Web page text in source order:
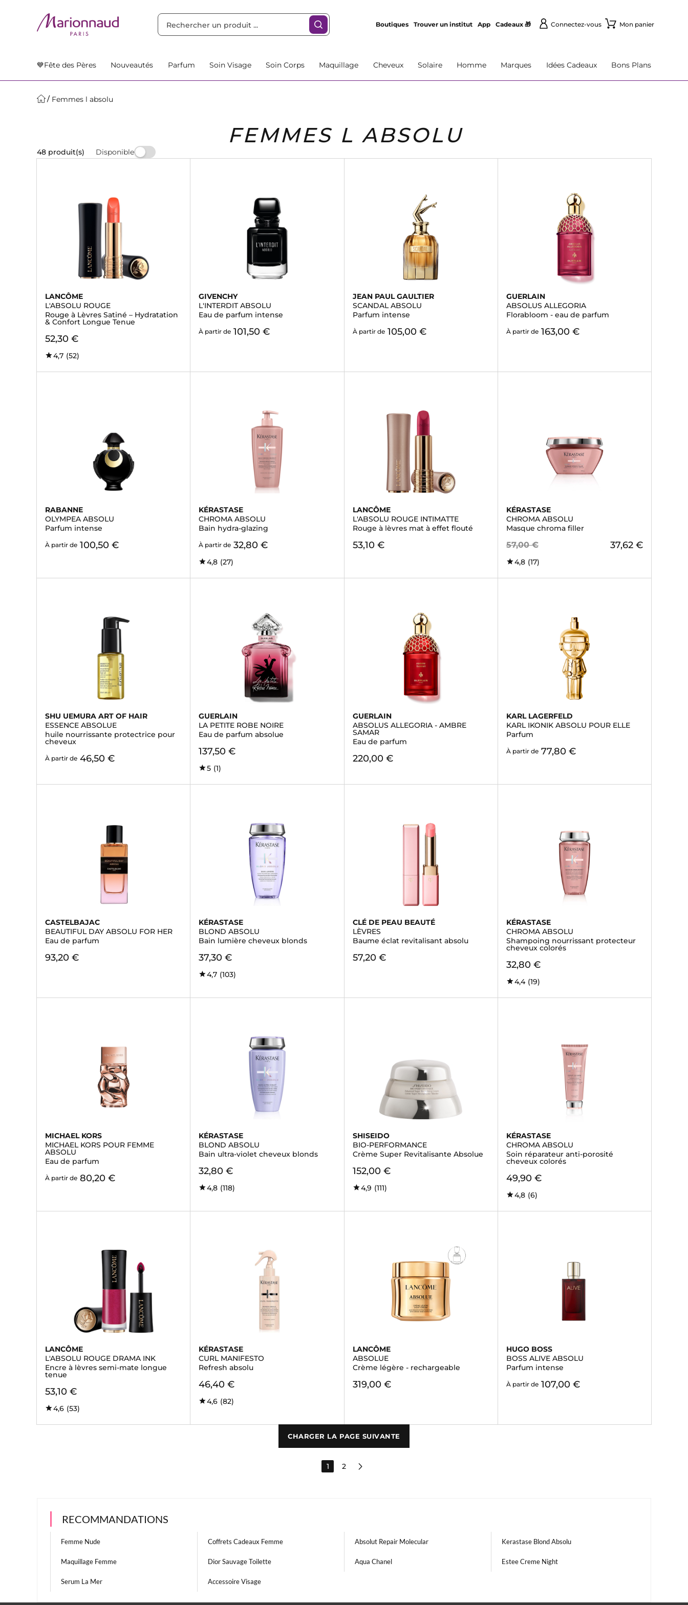
Boutiques Trouver un institut App Cadeaux 🎁 Connectez-vous Mon panier
💙Fête des Pères Nouveautés Parfum Soin Visage Soin Corps Maquillage Cheveux Solaire Homme Marques Idées Cadeaux Bons Plans
Femmes l absolu
FEMMES L ABSOLU
48 produit(s) Disponible
LANCÔME
L'ABSOLU ROUGE
Rouge à Lèvres Satiné – Hydratation
& Confort Longue Tenue
52,30 €
4,7 (52)
GIVENCHY
L'INTERDIT ABSOLU
Eau de parfum intense
À partir de 101,50 €
JEAN PAUL GAULTIER
SCANDAL ABSOLU
Parfum intense
À partir de 105,00 €
GUERLAIN
ABSOLUS ALLEGORIA
Florabloom - eau de parfum
À partir de 163,00 €
RABANNE
OLYMPEA ABSOLU
Parfum intense
À partir de 100,50 €
KÉRASTASE
CHROMA ABSOLU
Bain hydra-glazing
À partir de 32,80 €
4,8 (27)
LANCÔME
L'ABSOLU ROUGE INTIMATTE
Rouge à lèvres mat à effet flouté
53,10 €
KÉRASTASE
CHROMA ABSOLU
Masque chroma filler
57,00 € 37,62 €
4,8 (17)
SHU UEMURA ART OF HAIR
ESSENCE ABSOLUE
huile nourrissante protectrice pour
cheveux
À partir de 46,50 €
GUERLAIN
LA PETITE ROBE NOIRE
Eau de parfum absolue
137,50 €
5 (1)
GUERLAIN
ABSOLUS ALLEGORIA - AMBRE
SAMAR
Eau de parfum
220,00 €
KARL LAGERFELD
KARL IKONIK ABSOLU POUR ELLE
Parfum
À partir de 77,80 €
CASTELBAJAC
BEAUTIFUL DAY ABSOLU FOR HER
Eau de parfum
93,20 €
KÉRASTASE
BLOND ABSOLU
Bain lumière cheveux blonds
37,30 €
4,7 (103)
CLÉ DE PEAU BEAUTÉ
LÈVRES
Baume éclat revitalisant absolu
57,20 €
KÉRASTASE
CHROMA ABSOLU
Shampoing nourrissant protecteur
cheveux colorés
32,80 €
4,4 (19)
MICHAEL KORS
MICHAEL KORS POUR FEMME
ABSOLU
Eau de parfum
À partir de 80,20 €
KÉRASTASE
BLOND ABSOLU
Bain ultra-violet cheveux blonds
32,80 €
4,8 (118)
SHISEIDO
BIO-PERFORMANCE
Crème Super Revitalisante Absolue
152,00 €
4,9 (111)
KÉRASTASE
CHROMA ABSOLU
Soin réparateur anti-porosité
cheveux colorés
49,90 €
4,8 (6)
LANCÔME
L'ABSOLU ROUGE DRAMA INK
Encre à lèvres semi-mate longue
tenue
53,10 €
4,6 (53)
KÉRASTASE
CURL MANIFESTO
Refresh absolu
46,40 €
4,6 (82)
LANCÔME
ABSOLUE
Crème légère - rechargeable
319,00 €
HUGO BOSS
BOSS ALIVE ABSOLU
Parfum intense
À partir de 107,00 €
CHARGER LA PAGE SUIVANTE
1 2
RECOMMANDATIONS
Femme Nude Coffrets Cadeaux Femme Absolut Repair Molecular Kerastase Blond Absolu
Maquillage Femme Dior Sauvage Toilette Aqua Chanel Estee Creme Night
Serum La Mer Accessoire Visage